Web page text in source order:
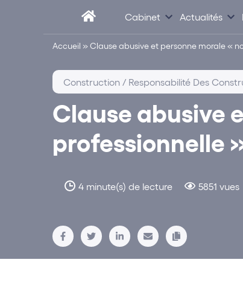
Cabinet Actualités
Accueil »Clause abusive et personne morale «
Clause abusive
professionnelle
4 minute(s) de lecture 5851 vues
Construction / Responsabilité Des